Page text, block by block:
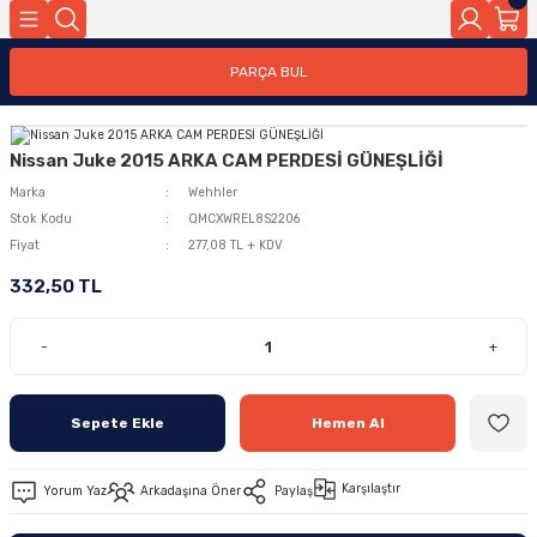
PARÇA BUL
Nissan Juke 2015 ARKA CAM PERDESİ GÜNEŞLİĞİ
Marka
Wehhler
Stok Kodu
QMCXWREL8S2206
Fiyat
277,08 TL + KDV
332,50 TL
- +
Sepete Ekle Hemen Al
Yorum Yaz Arkadaşına Öner Paylaş Karşılaştır